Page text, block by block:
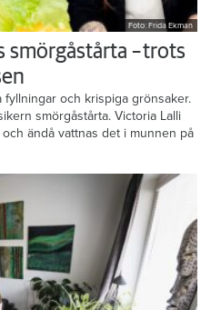
Foto: Frida Ekman
smörgåstårta – trots
och krispiga grönsaker.
smörgåstårta. Victoria Lalli
ändå vattnas det i munnen på